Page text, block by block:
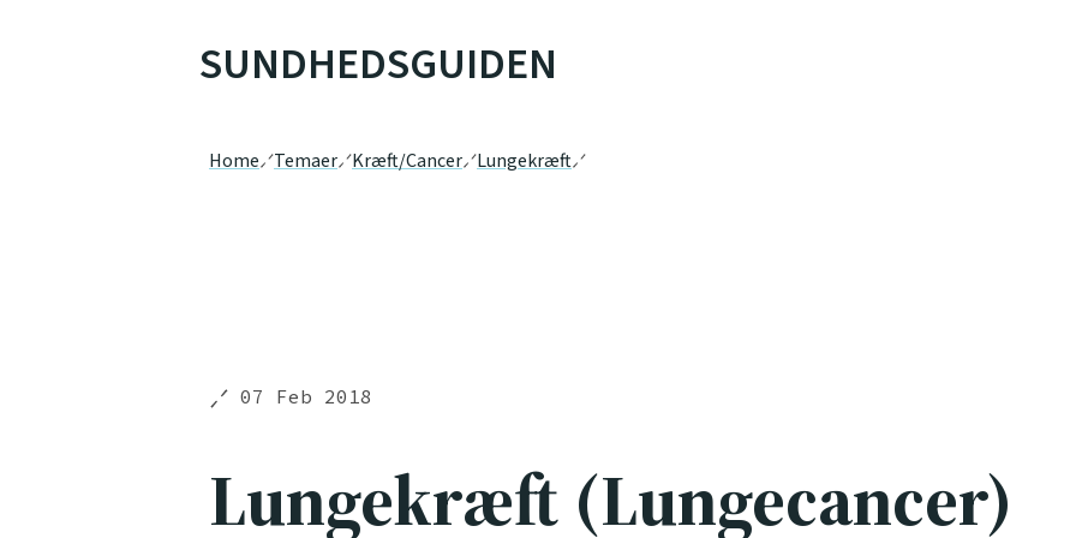
SUNDHEDSGUIDEN
Home Temaer Kræft/Cancer Lungekræft
07 Feb 2018
Lungekræft (Lungecancer)